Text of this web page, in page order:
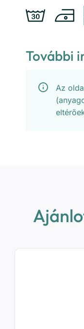
További
Az